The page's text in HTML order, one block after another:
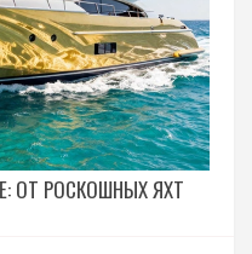
ОТ РОСКОШНЫХ ЯХТ